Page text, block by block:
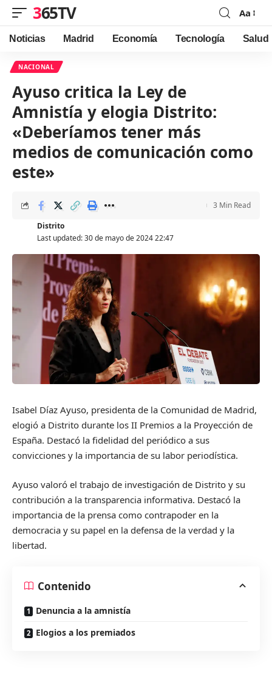
365TV
Font
Resizer
Aa
Noticias Madrid Economía Tecnología Salud
NACIONAL
Ayuso critica la Ley de
Amnistía y elogia Distrito:
«Deberíamos tener más
medios de comunicación como
este»
Last updated: 30 de mayo de 2024 22:47
Distrito
3 Min Read
Isabel Díaz Ayuso, presidenta de la Comunidad de Madrid,
elogió a Distrito durante los II Premios a la Proyección de
España. Destacó la fidelidad del periódico a sus
convicciones y la importancia de su labor periodística.
Ayuso valoró el trabajo de investigación de Distrito y su
contribución a la transparencia informativa. Destacó la
importancia de la prensa como contrapoder en la
democracia y su papel en la defensa de la verdad y la
libertad.
Contenido
Denuncia a la amnistía
Elogios a los premiados